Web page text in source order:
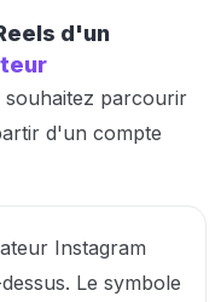
d'un
souhaitez parcourir
d'un compte
Instagram
Le symbole